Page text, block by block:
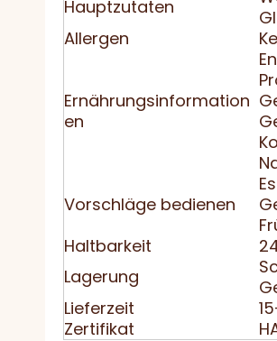
Hauptzutaten
Allergen
Ernährungsinformation
en
Vorschläge bedienen
Haltbarkeit
Lagerung
Lieferzeit
Zertifikat